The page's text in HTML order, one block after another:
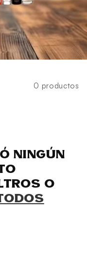
0 productos
ningún
o